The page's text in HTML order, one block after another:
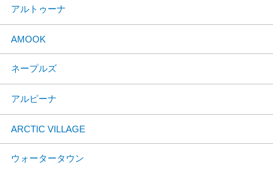
アルトゥーナ
AMOOK
ネープルズ
アルピーナ
ARCTIC VILLAGE
ウォータータウン